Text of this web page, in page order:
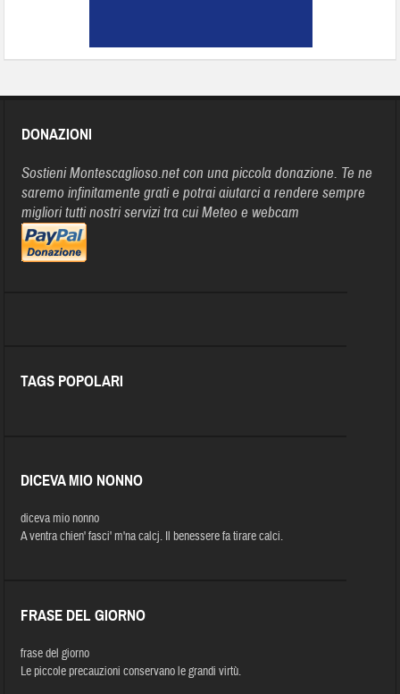
DONAZIONI
Sostieni Montescaglioso.net con una piccola donazione. Te ne
saremo infinitamente grati e potrai aiutarci a rendere sempre
migliori tutti nostri servizi tra cui Meteo e webcam
TAGS POPOLARI
DICEVA MIO NONNO
diceva mio nonno
A ventra chien' fasci' m'na calcj. Il benessere fa tirare calci.
FRASE DEL GIORNO
frase del giorno
Le piccole precauzioni conservano le grandi virtù.